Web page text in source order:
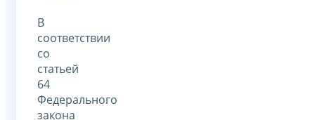
В
соответствии
со
статьей
64
Федерального
закона